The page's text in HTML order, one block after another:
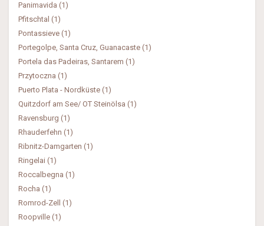
Panimavida (1)
Pfitschtal (1)
Pontassieve (1)
Portegolpe, Santa Cruz, Guanacaste (1)
Portela das Padeiras, Santarem (1)
Przytoczna (1)
Puerto Plata - Nordküste (1)
Quitzdorf am See/ OT Steinölsa (1)
Ravensburg (1)
Rhauderfehn (1)
Ribnitz-Damgarten (1)
Ringelai (1)
Roccalbegna (1)
Rocha (1)
Romrod-Zell (1)
Roopville (1)